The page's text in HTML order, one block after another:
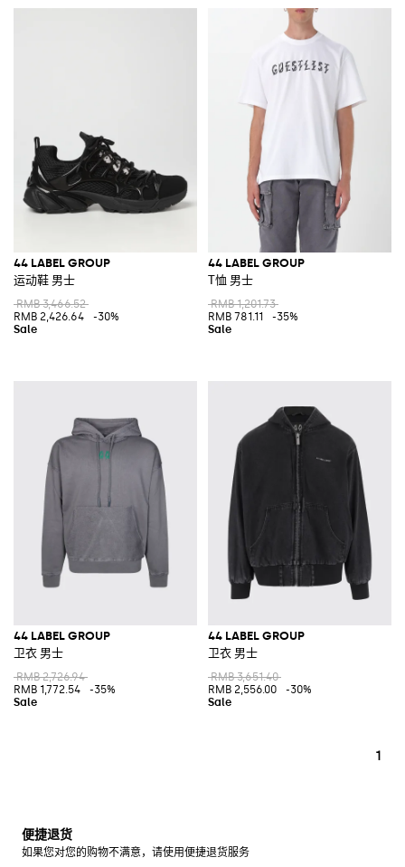
44 LABEL GROUP
运动鞋 男士
RMB 3,466.52
RMB 2,426.64
-30%
44 LABEL GROUP
T恤 男士
RMB 1,201.73
RMB 781.11
-35%
44 LABEL GROUP
卫衣 男士
RMB 2,726.94
RMB 1,772.54
-35%
44 LABEL GROUP
卫衣 男士
RMB 3,651.40
RMB 2,556.00
-30%
1
便捷退货
如果您对您的购物不满意，请使用便捷退货服务